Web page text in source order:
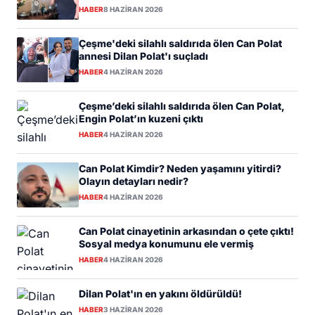
HABER8 HAZIRAN 2026
Çeşme'deki silahlı saldırıda ölen Can Polat
annesi Dilan Polat'ı suçladı
HABER4 HAZIRAN 2026
Çeşme’deki silahlı saldırıda ölen Can Polat,
Engin Polat’ın kuzeni çıktı
HABER4 HAZIRAN 2026
Can Polat Kimdir? Neden yaşamını yitirdi?
Olayın detayları nedir?
HABER4 HAZIRAN 2026
Can Polat cinayetinin arkasından o çete çıktı!
Sosyal medya konumunu ele vermiş
HABER4 HAZIRAN 2026
Dilan Polat'ın en yakını öldürüldü!
HABER3 HAZIRAN 2026